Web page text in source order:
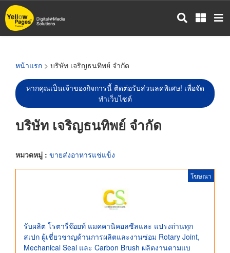
ข้าม
ไป
หน้าแรก > บริษัท เจริญธนทิพย์ จำกัด
หากคุณเป็นเจ้าของกิจการนี้ ติดต่อรับส่วนลดพิเศษ! เพื่อจัด
ทำเว็บไซต์
บริษัท เจริญธนทิพย์ จำกัด
หมวดหมู่ : ขายส่งอาหารแช่แข็ง
โฆษณา
รับผลิต โรตารี่จ๊อยท์ แมคคานิคอลซีลและ แปรงถ่านทุก
สเปก ผู้เชี่ยวชาญด้านการผลิตและงานซ่อม Rotary Joint,
Mechanical Seal และ Carbon Brush ผลิตงานตามแบ